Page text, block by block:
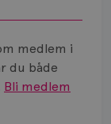
medlem i
du både
Bli medlem